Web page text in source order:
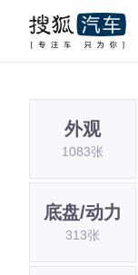
外观
1083张
底盘/动力
313张